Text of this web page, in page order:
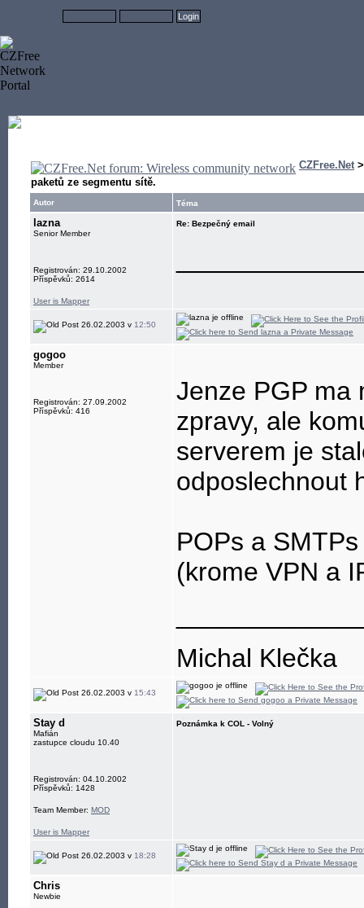
CZFree.Net
paketů ze segmentu sítě.
Autor Téma
lazna
Senior Member
Registrován: 29.10.2002
Příspěvků: 2614
User is Mapper
Re: Bezpečný email
26.02.2003 v 12:50
gogoo
Member
Registrován: 27.09.2002
Příspěvků: 416
Jenze PGP ma
zpravy, ale
serverem je
odposlechnout
POPs a
(krome VPN a
Michal Klečka
26.02.2003 v 15:43
Stay d
Mafián
zastupce cloudu 10.40
Registrován: 04.10.2002
Příspěvků: 1428
Team Member: MOD
User is Mapper
Poznámka k COL - Volný
26.02.2003 v 18:28
Chris
Newbie